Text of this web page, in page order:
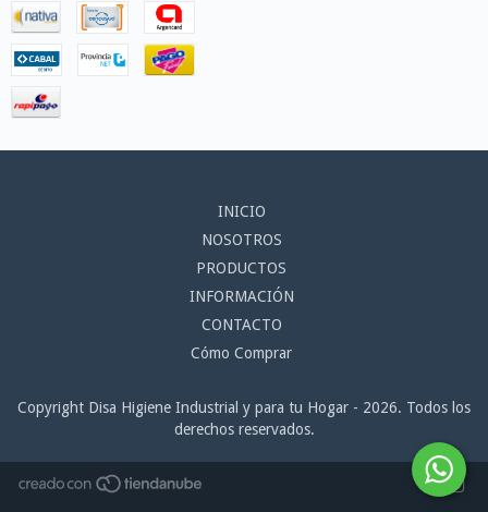
INICIO
NOSOTROS
PRODUCTOS
INFORMACIÓN
CONTACTO
Cómo Comprar
Copyright Disa Higiene Industrial y para tu Hogar - 2026. Todos los
derechos reservados.